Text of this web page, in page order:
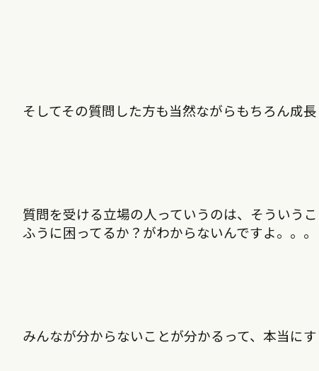
そしてその質問した方も当然ながらもちろん成長
質問を受ける立場の人っていうのは、そういう
ふうに困ってるか？がわからないんですよ。。。
みんなが分からないことが分かるって、本当にす